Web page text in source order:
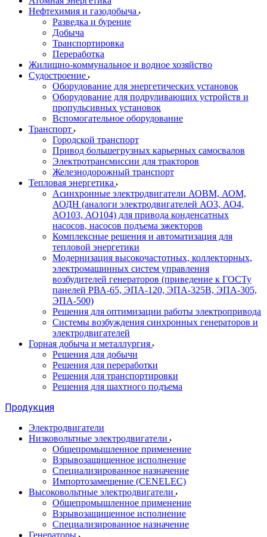
Нефтехимия и газодобыча
Разведка и бурение
Добыча
Транспортировка
Переработка
Жилищно-коммунальное и водное хозяйство
Судостроение
Оборудование для энергетических установок
Оборудование для подруливающих устройств и
пропульсивных установок
Вспомогательное оборудование
Транспорт
Городской транспорт
Привод большегрузных карьерных самосвалов
Электротрансмиссии для тракторов
Железнодорожный транспорт
Тепловая энергетика
Асинхронные электродвигатели АОВМ, АОМ,
АОДН (аналоги электродвигателей АО3, АО4,
АО103, АО104) для привода конденсатных
насосов, насосов подъема эжекторов
Комплексные решения и автоматизация для
тепловой энергетики
Модернизация высокочастотных, коллекторных,
электромашинных систем управления
возбудителей генераторов (приведение к ГОСТу
панелей РВА-65, ЭПА-120, ЭПА-325В, ЭПА-305,
ЭПА-500)
Решения для оптимизации работы электропривода
Системы возбуждения синхронных генераторов и
электродвигателей
Горная добыча и металлургия
Решения для добычи
Решения для переработки
Решения для транспортировки
Решения для шахтного подъема
Продукция
Электродвигатели
Низковольтные электродвигатели
Общепромышленное применение
Взрывозащищенное исполнение
Специализированное назначение
Импортозамещение (CENELEC)
Высоковольтные электродвигатели
Общепромышленное применение
Взрывозащищенное исполнение
Специализированное назначение
Генераторы